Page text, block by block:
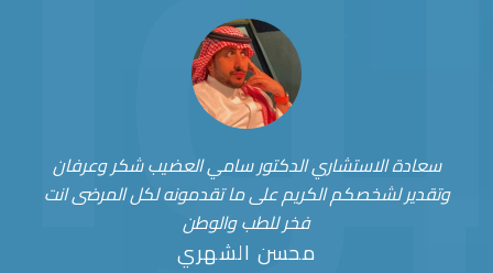
سعادة الاستشاري الدكتور سامي العضيب شكر وعرفان
وتقدير لشخصكم الكريم على ما تقدمونه لكل المرضى انت
فخر للطب والوطن
محسن الشهري